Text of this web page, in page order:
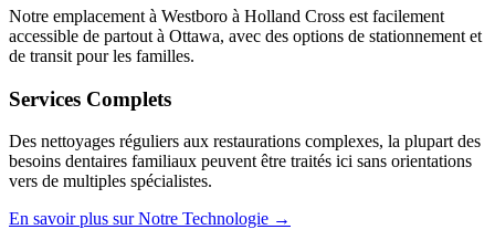
Notre emplacement à Westboro à Holland Cross est facilement
accessible de partout à Ottawa, avec des options de stationnement et
de transit pour les familles.
Services Complets
Des nettoyages réguliers aux restaurations complexes, la plupart des
besoins dentaires familiaux peuvent être traités ici sans orientations
vers de multiples spécialistes.
En savoir plus sur Notre Technologie →